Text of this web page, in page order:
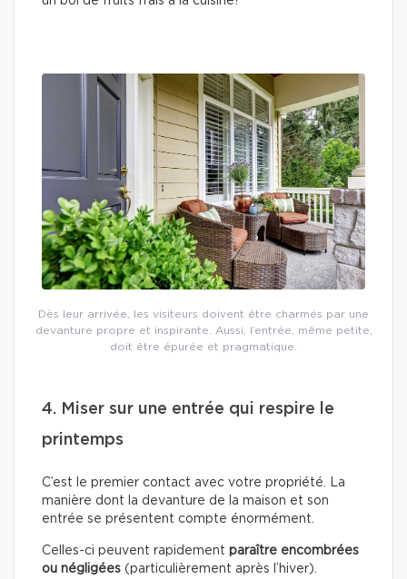
Dès leur arrivée, les visiteurs doivent être charmés par une
devanture propre et inspirante. Aussi, l’entrée, même petite,
doit être épurée et pragmatique.
4. Miser sur une entrée qui respire le
printemps
C’est le premier contact avec votre propriété. La
manière dont la devanture de la maison et son
entrée se présentent compte énormément.
Celles-ci peuvent rapidement paraître encombrées
ou négligées (particulièrement après l’hiver).